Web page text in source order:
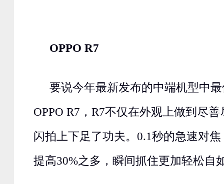
OPPO R7
要说今年最新发布的中端机型中
OPPO R7，R7不仅在外观上做到尽
闪拍上下足了功夫。0.1秒的急速对
提高30%之多，瞬间抓住更加轻松自